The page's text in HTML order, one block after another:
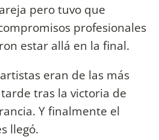
pero tuvo que
profesionales
estar allá en la final.
eran de las más
tras la victoria de
Y finalmente el
llegó.